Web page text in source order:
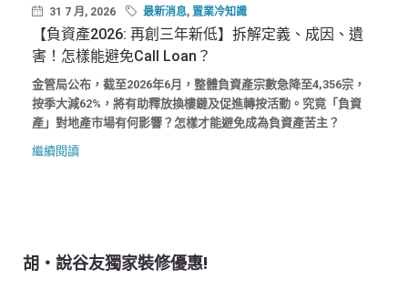
31 7 月, 2026 最新消息, 置業冷知識
【負資產2026: 再創三年新低】拆解定義、成因、遺
害！怎樣能避免Call Loan？
金管局公布，截至2026年6月，整體負資產宗數急降至4,356宗，
按季大減62%，將有助釋放換樓鏈及促進轉按活動。究竟「負資
產」對地產市場有何影響？怎樣才能避免成為負資產苦主？
繼續閱讀
胡‧說谷友獨家裝修優惠!